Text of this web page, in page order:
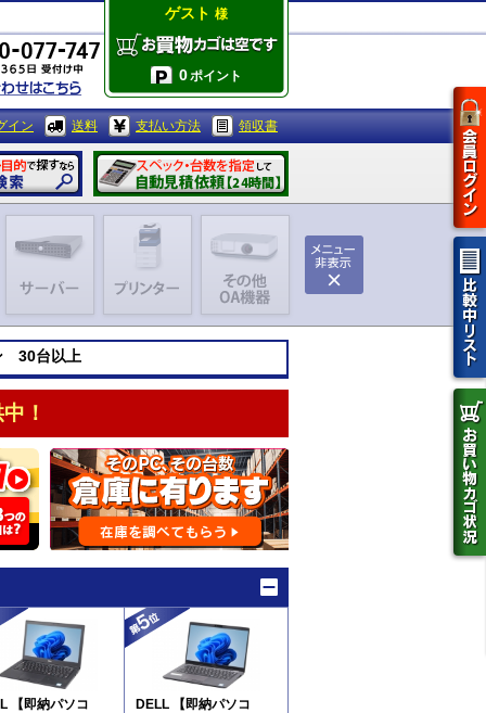
ゲスト 様
0ポイント
イン 送料 支払い方法 領収書
30台以上
！
【即納パソコ
DELL 【即納パソコ